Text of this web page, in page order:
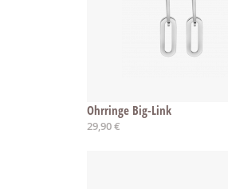
Ohrringe Big-Link
29,90 €